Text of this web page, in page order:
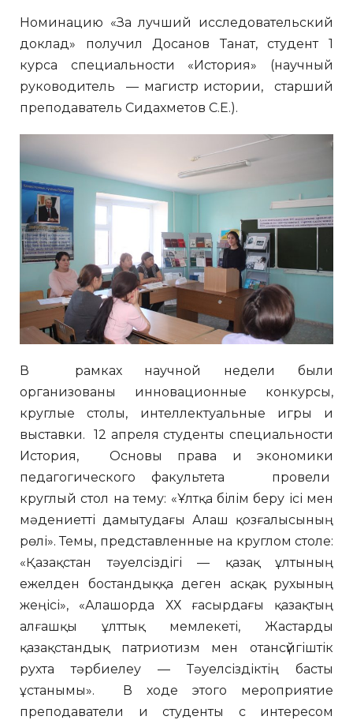
Номинацию «За лучший исследовательский
доклад» получил Досанов Танат, студент 1
курса специальности «История» (научный
руководитель — магистр истории, старший
преподаватель Сидахметов С.Е.).
В рамках научной недели были
организованы инновационные конкурсы,
круглые столы, интеллектуальные игры и
выставки. 12 апреля студенты специальности
История, Основы права и экономики
педагогического факультета провели
круглый стол на тему: «Ұлтқа білім беру ісі мен
мәдениетті дамытудағы Алаш қозғалысының
рөлі». Темы, представленные на круглом столе:
«Қазақстан тәуелсіздігі — қазақ ұлтының
ежелден бостандыққа деген асқақ рухының
жеңісі», «Алашорда ХХ ғасырдағы қазақтың
алғашқы ұлттық мемлекеті, Жастарды
қазақстандық патриотизм мен отансүйгіштік
рухта тәрбиелеу — Тәуелсіздіктің басты
ұстанымы». В ходе этого мероприятие
преподаватели и студенты с интересом